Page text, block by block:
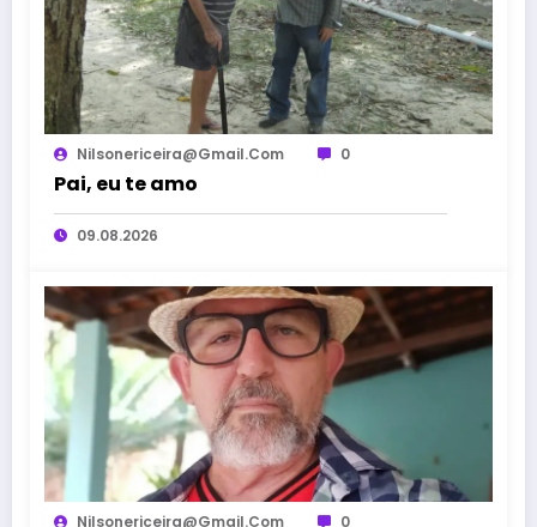
Nilsonericeira@gmail.com 0
Pai, eu te amo
09.08.2026
Nilsonericeira@gmail.com 0